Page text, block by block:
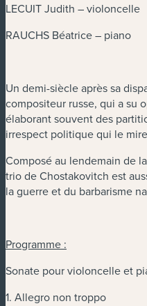
LECUIT Judith – violoncelle
RAUCHS Béatrice – piano
Un demi-siècle après sa
compositeur russe, qui a su
élaborant souvent des
irrespect politique qui le
Composé au lendemain de
trio de Chostakovitch est
la guerre et du barbarisme
Programme :
Sonate pour violoncelle et
1. Allegro non troppo